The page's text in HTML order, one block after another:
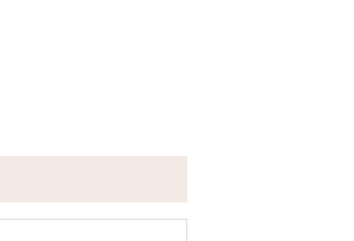
チキンココナッツカレー／ビーン
ー／チキンロングライスのスープ
イシフォンケーキ／バタフライピ